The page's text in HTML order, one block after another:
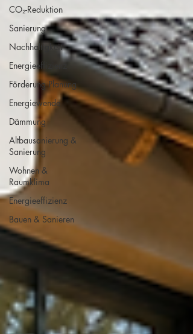
CO₂-Reduktion
Sanierung
Nachhaltigkeit
Energieeffizienz
Förderung Planung
Energiewende
Dämmung
Altbausanierung &
Sanierung
Wohnen &
Raumklima
Energieeffizienz
Bauen & Sanieren